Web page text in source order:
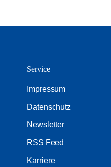
Service
Impressum
Datenschutz
Newsletter
RSS Feed
Karriere